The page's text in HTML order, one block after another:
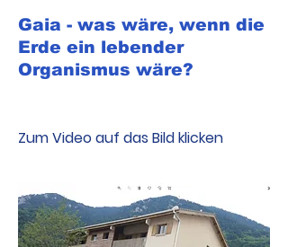
Gaia - was wäre, wenn die
Erde ein lebender
Organismus wäre?
Zum Video auf das Bild klicken